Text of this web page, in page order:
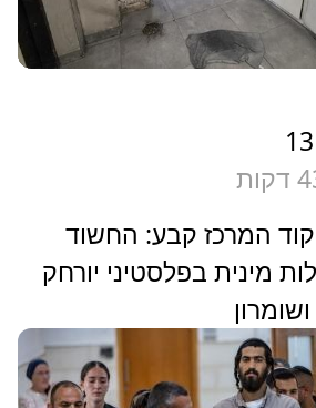
המרכז קבע: החשוד
מינית בפלסטיני יורחק